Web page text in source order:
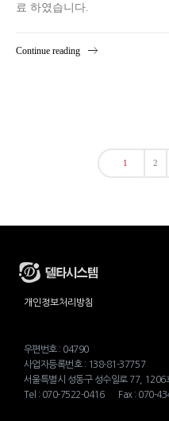
료 하였습니다.
Continue reading
1 2
개인정보처리방침
우편번호 : 04790
사업자등록번호 : 138-81-37757
서울특별시 성동구 성수일로 77, 1206
Tel : 070-7522-0416 Fax : 070-